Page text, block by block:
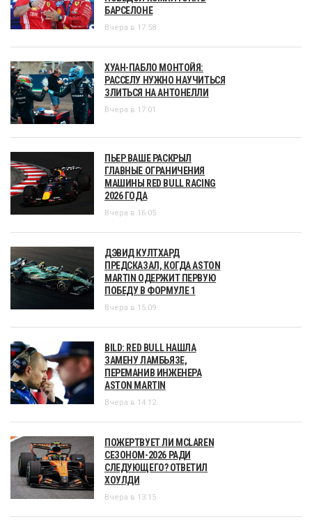
БАРСЕЛОНЕ
Вчера в 17:58
ХУАН-ПАБЛО МОНТОЙЯ:
РАССЕЛУ НУЖНО НАУЧИТЬСЯ
ЗЛИТЬСЯ НА АНТОНЕЛЛИ
Вчера в 17:01
ПЬЕР ВАШЕ РАСКРЫЛ
ГЛАВНЫЕ ОГРАНИЧЕНИЯ
МАШИНЫ RED BULL RACING
2026 ГОДА
Вчера в 16:05
ДЭВИД КУЛТХАРД
ПРЕДСКАЗАЛ, КОГДА ASTON
MARTIN ОДЕРЖИТ ПЕРВУЮ
ПОБЕДУ В ФОРМУЛЕ 1
Вчера в 15:09
BILD: RED BULL НАШЛА
ЗАМЕНУ ЛАМБЬЯЗЕ,
ПЕРЕМАНИВ ИНЖЕНЕРА
ASTON MARTIN
Вчера в 14:12
ПОЖЕРТВУЕТ ЛИ MCLAREN
СЕЗОНОМ-2026 РАДИ
СЛЕДУЮЩЕГО? ОТВЕТИЛ
ХОУЛДИ
Вчера в 13:15